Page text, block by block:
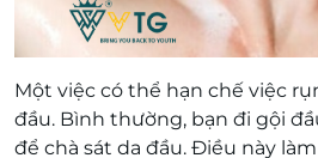
Một việc có thể hạn chế việc
đầu. Bình thường, bạn đi gội
để chà sát da đầu. Điều này